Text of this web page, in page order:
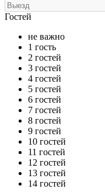
Гостей
не важно
1 гость
2 гостей
3 гостей
4 гостей
5 гостей
6 гостей
7 гостей
8 гостей
9 гостей
10 гостей
11 гостей
12 гостей
13 гостей
14 гостей